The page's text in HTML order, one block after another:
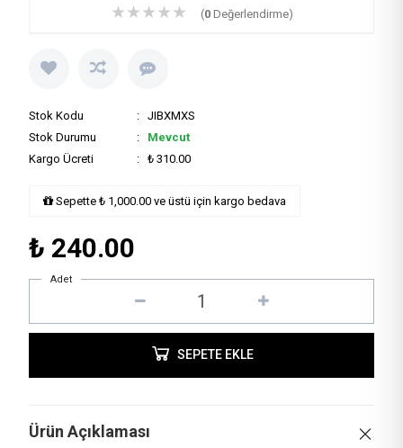
★★★★★ (0Değerlendirme)
Stok Kodu
: JIBXMXS
Stok Durumu
: Mevcut
Kargo Ücreti
: ₺ 310.00
Sepette ₺ 1,000.00 ve üstü için kargo bedava
₺ 240.00
Adet
SEPETE EKLE
Ürün Açıklaması